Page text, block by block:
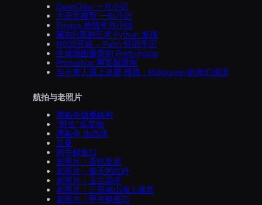
OpenClaw 一月小记
大语言模型 一年小记
Emacs 热情半月小结
藏在Pi里的艺术 Python 复现
M505开箱 – Palm 怀旧手记
生成地图徽章的 Prettymapp
Photoshop 网页版限免
当小黄人遇上达斯·维德：Midjourney的奇幻漂流
航拍与老照片
潭柘寺镇桑峪村
“野生”瓜草地
潭柘寺 水晶球
立夏
丙午鲜鱼口
老照片：圣托里尼
老照片：春天的红叶
老照片：玉兰花开
老照片：三亚南山海上观音
老照片：甲午鲜鱼口